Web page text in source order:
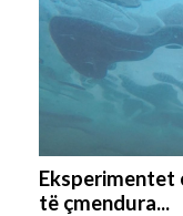
Eksperimentet
të çmendura...